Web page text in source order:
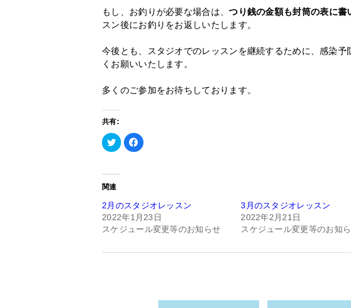
もし、お釣りが必要な場合は、つり銭の金額も封筒の表に書
スン後にお釣りをお返しいたします。
今後とも、スタジオでのレッスンを継続するために、感染
くお願いいたします。
多くのご参加をお待ちしております。
共有:
ク
リ
て
有
(新
し
い
ウ
ド
Facebook
で
リ
ッ
ク
て
さ
関連
2月のスタジオレッスン
2022年1月23日
スケジュール変更等のお知らせ
3月のスタジオレッスン
2022年2月21日
スケジュール変更等のお知